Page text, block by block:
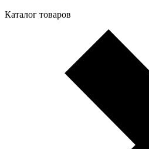
Каталог товаров